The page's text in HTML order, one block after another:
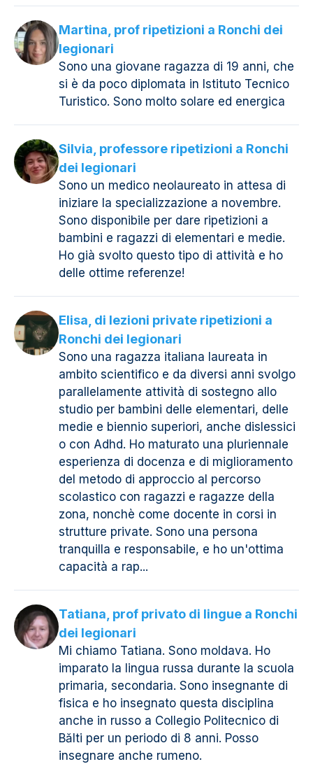
Martina, prof ripetizioni a Ronchi dei
legionari
Sono una giovane ragazza di 19 anni, che
si è da poco diplomata in Istituto Tecnico
Turistico. Sono molto solare ed energica
Silvia, professore ripetizioni a Ronchi
dei legionari
Sono un medico neolaureato in attesa di
iniziare la specializzazione a novembre.
Sono disponibile per dare ripetizioni a
bambini e ragazzi di elementari e medie.
Ho già svolto questo tipo di attività e ho
delle ottime referenze!
Elisa, di lezioni private ripetizioni a
Ronchi dei legionari
Sono una ragazza italiana laureata in
ambito scientifico e da diversi anni svolgo
parallelamente attività di sostegno allo
studio per bambini delle elementari, delle
medie e biennio superiori, anche dislessici
o con Adhd. Ho maturato una pluriennale
esperienza di docenza e di miglioramento
del metodo di approccio al percorso
scolastico con ragazzi e ragazze della
zona, nonchè come docente in corsi in
strutture private. Sono una persona
tranquilla e responsabile, e ho un'ottima
capacità a rap...
Tatiana, prof privato di lingue a Ronchi
dei legionari
Mi chiamo Tatiana. Sono moldava. Ho
imparato la lingua russa durante la scuola
primaria, secondaria. Sono insegnante di
fisica e ho insegnato questa disciplina
anche in russo a Collegio Politecnico di
Bălti per un periodo di 8 anni. Posso
insegnare anche rumeno.